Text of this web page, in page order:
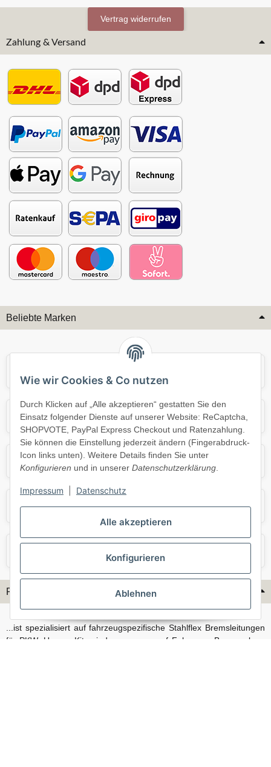
Alle akzeptieren
Konfigurieren
Ablehnen
Wie wir Cookies & Co nutzen
Durch Klicken auf „Alle akzeptieren“ gestatten Sie den
Einsatz folgender Dienste auf unserer Website: ReCaptcha,
SHOPVOTE, PayPal Express Checkout und Ratenzahlung.
Sie können die Einstellung jederzeit ändern (Fingerabdruck-
Icon links unten). Weitere Details finden Sie unter
Konfigurieren und in unserer Datenschutzerklärung.
Impressum Datenschutz
Vertrag widerrufen
Zahlung & Versand
Beliebte Marken
Mercedes Mini
Opel Porsche
Skoda Smart
Flex-Hydraulik...
...ist spezialisiert auf fahrzeugspezifische Stahlflex Bremsleitungen
für PKW. Unsere Kits sind passgenau auf Fahrzeug, Bremsanlage